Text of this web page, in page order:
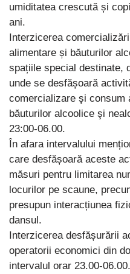
umiditatea crescută și
ani.
Interzicerea
alimentare și băuturilor
spațiile special destinate,
unde se desfășoară
comercializare şi consum
băuturilor alcoolice şi
23:00-06.00.
În afara intervalului
care desfășoară aceste
măsuri pentru limitarea
locurilor pe scaune,
presupun interacțiunea
dansul.
Interzicerea desfășurării
operatorii economici din
intervalul orar 23.00-06.00.